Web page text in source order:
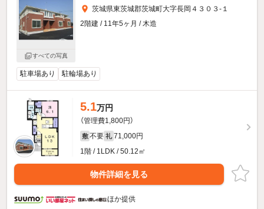
すべての写真
茨城県東茨城郡茨城町大字長岡４３０３-１
2階建 / 11年5ヶ月 / 木造
駐車場あり 駐輪場あり
5.1万円
（管理費1,800円）
敷 不要 礼 71,000円
1階 / 1LDK / 50.12㎡
物件詳細を見る
ほか提供